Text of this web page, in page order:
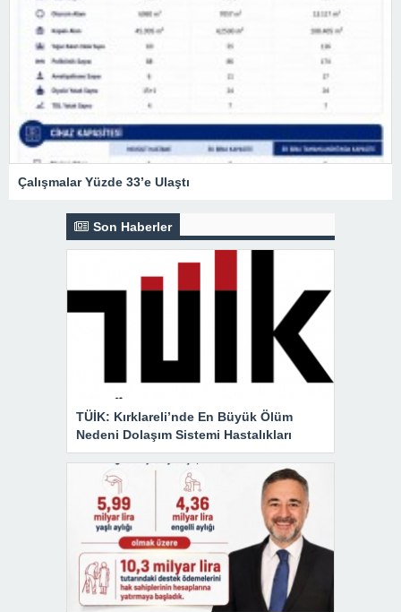
Çalışmalar Yüzde 33’e Ulaştı
Son Haberler
TÜİK: Kırklareli’nde En Büyük Ölüm
Nedeni Dolaşım Sistemi Hastalıkları